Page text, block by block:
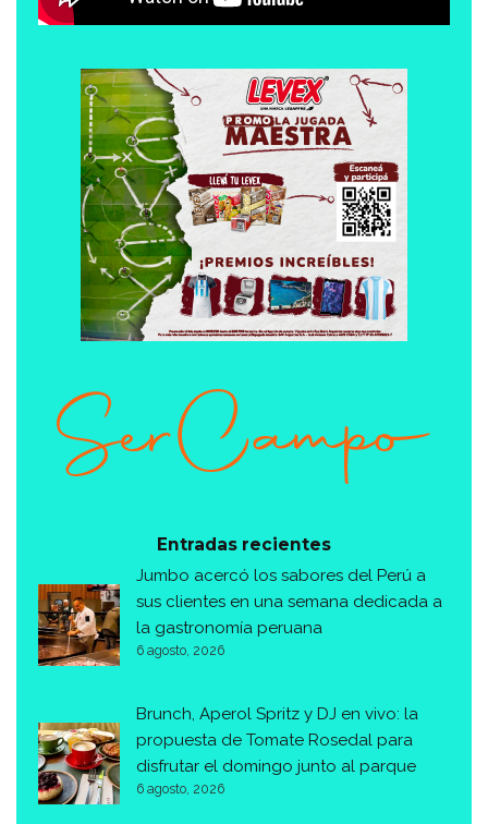
Entradas recientes
Jumbo acercó los sabores del Perú a
sus clientes en una semana dedicada a
la gastronomía peruana
6 agosto, 2026
Brunch, Aperol Spritz y DJ en vivo: la
propuesta de Tomate Rosedal para
disfrutar el domingo junto al parque
6 agosto, 2026